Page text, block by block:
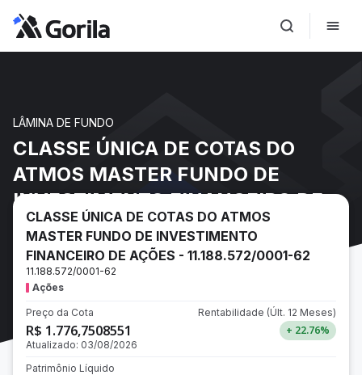
LÂMINA DE FUNDO
CLASSE ÚNICA DE COTAS DO
ATMOS MASTER FUNDO DE
INVESTIMENTO FINANCEIRO DE
AÇÕES - 11.188.572/0001-62
CLASSE ÚNICA DE COTAS DO ATMOS
MASTER FUNDO DE INVESTIMENTO
FINANCEIRO DE AÇÕES - 11.188.572/0001-62
11.188.572/0001-62
Ações
Preço da Cota
R$ 1.776,7508551
Atualizado: 03/08/2026
Rentabilidade (Últ. 12 Meses)
+ 22.76%
Patrimônio Líquido